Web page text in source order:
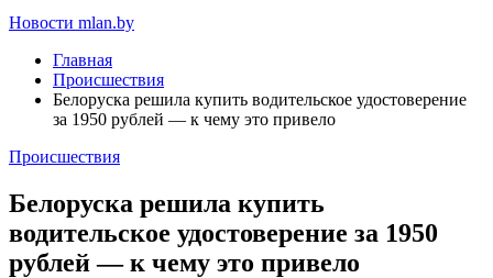
Новости mlan.by
Главная
Происшествия
Белоруска решила купить водительское удостоверение
за 1950 рублей — к чему это привело
Происшествия
Белоруска решила купить
водительское удостоверение за 1950
рублей — к чему это привело